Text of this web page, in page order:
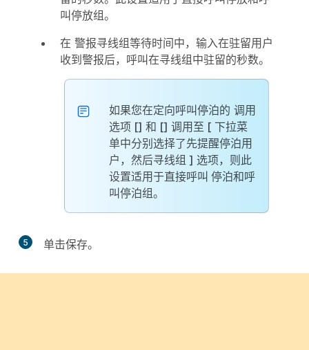
叫停放组。
在 警报寻线组等待时间中，输入在驻留用户
收到警报后，呼叫在寻线组中驻留的秒数。
如果您在定向呼叫停泊的 调用
选项 [] 和 [] 调用至 [ 下拉菜
单中分别选择了先提醒停泊用
户，然后寻线组 ] 选项，则此
设置适用于直接呼叫 停泊和呼
叫停泊组。
5 单击保存。